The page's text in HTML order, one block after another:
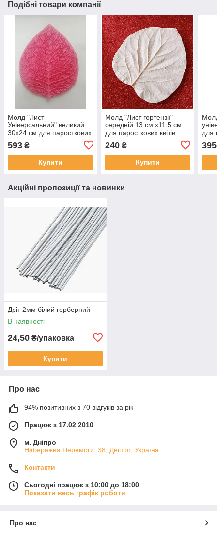
Подібні товари компанії
Молд "Лист
Універсальний" великий
30х24 см для паросткових
593 ₴
Купити
Молд "Лист гортензії"
середній 13 см х11.5 см
для паросткових квітів
240₴
Купити
для
395
Акційні пропозиції та новинки
Дріт 2мм білий герберний
В наявності
24,50 ₴/упаковка
Купити
Про нас
94% позитивних з 70 відгуків за рік
Працює з 17.02.2010
м. Дніпро
Набережна Перемоги, 38, Дніпро, Україна
Контакти
Сьогодні працює з 10:00 до 18:00
Показати весь графік роботи
Про нас